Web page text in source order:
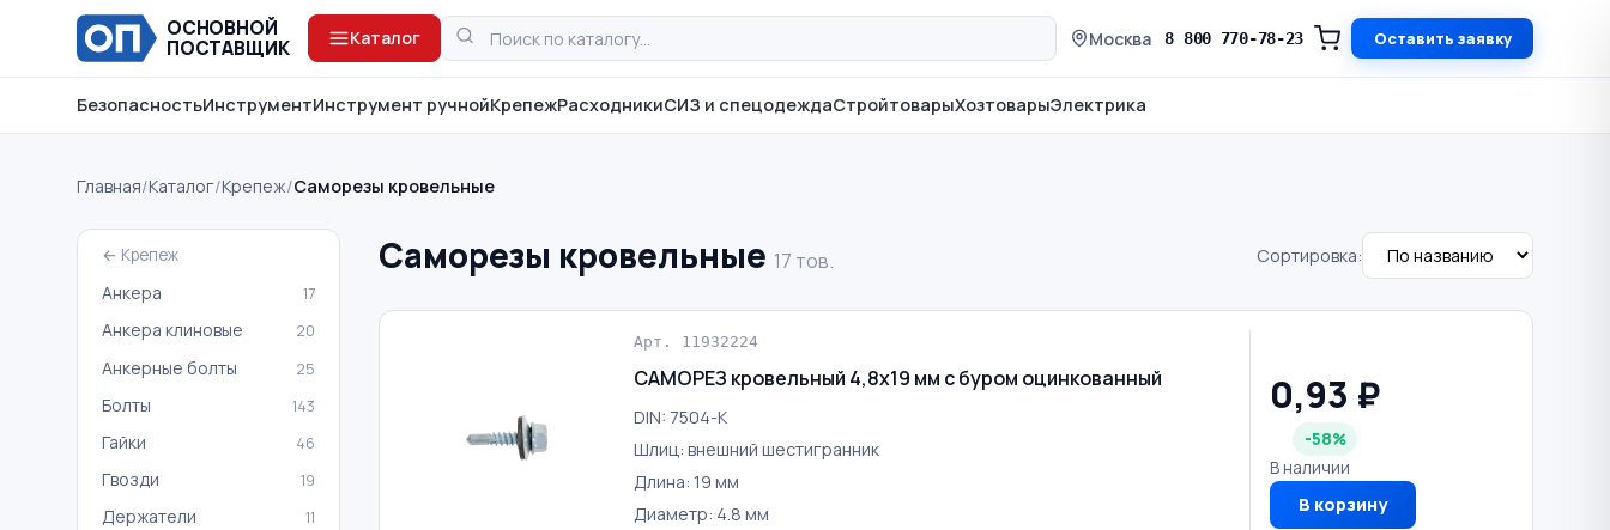
ОСНОВНОЙ
ПОСТАВЩИК
Каталог Москва 8 800 770-78-23 Оставить заявку
БезопасностьИнструментИнструмент ручнойКрепежРасходникиСИЗ и спецодеждаСтройтоварыХозтоварыЭлектрика
Главная/Каталог/Крепеж/Саморезы кровельные
← Крепеж
Анкера 17
Анкера клиновые 20
Анкерные болты 25
Болты 143
Гайки 46
Гвозди 19
Держатели 11
Саморезы кровельные 17 тов. Сортировка:
Арт. 11932224
САМОРЕЗ кровельный 4,8х19 мм с буром оцинкованный
DIN: 7504-K
Шлиц: внешний шестигранник
Длина: 19 мм
Диаметр: 4.8 мм
0,93 ₽
-58%
В наличии
В корзину